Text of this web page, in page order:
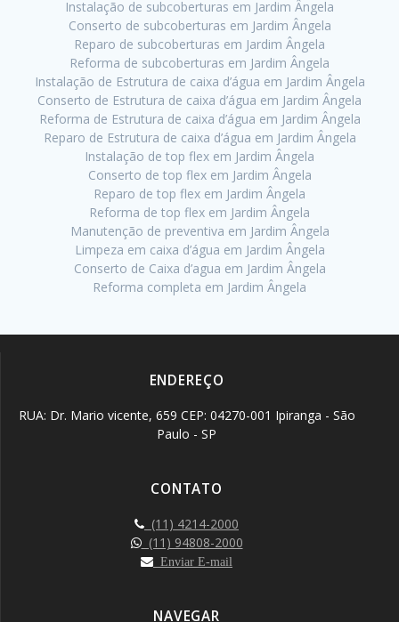
Instalação de subcoberturas em Jardim Ângela
Conserto de subcoberturas em Jardim Ângela
Reparo de subcoberturas em Jardim Ângela
Reforma de subcoberturas em Jardim Ângela
Instalação de Estrutura de caixa d’água em Jardim Ângela
Conserto de Estrutura de caixa d’água em Jardim Ângela
Reforma de Estrutura de caixa d’água em Jardim Ângela
Reparo de Estrutura de caixa d’água em Jardim Ângela
Instalação de top flex em Jardim Ângela
Conserto de top flex em Jardim Ângela
Reparo de top flex em Jardim Ângela
Reforma de top flex em Jardim Ângela
Manutenção de preventiva em Jardim Ângela
Limpeza em caixa d’água em Jardim Ângela
Conserto de Caixa d’agua em Jardim Ângela
Reforma completa em Jardim Ângela
ENDEREÇO
RUA: Dr. Mario vicente, 659 CEP: 04270-001 Ipiranga - São
Paulo - SP
CONTATO
(11) 4214-2000
(11) 94808-2000
Enviar E-mail
NAVEGAR